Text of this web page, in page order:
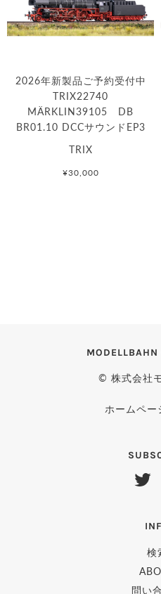
2026年新製品ご予約受付中
TRIX22740
MÄRKLIN39105 DB
BR01.10 DCCサウンドEP3
TRIX
¥30,000
© 株式会社
ホームペー
検
問い